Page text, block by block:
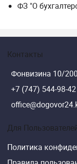
ФЗ "О
Контакты
Фонвизина 10/
+7 (747) 544-98-42
Для
Политика